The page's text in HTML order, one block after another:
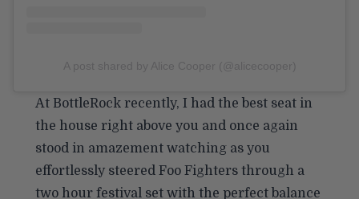
A post shared by Alice Cooper (@alicecooper)
At BottleRock recently, I had the best seat in
the house right above you and once again
stood in amazement watching as you
effortlessly steered Foo Fighters through a
two hour festival set with the perfect balance